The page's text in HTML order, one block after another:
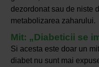
dezordonat sau de niste
metabolizarea zaharului.
Mit: „Diabeticii se
Si acesta este doar un
diabet nu sunt mai